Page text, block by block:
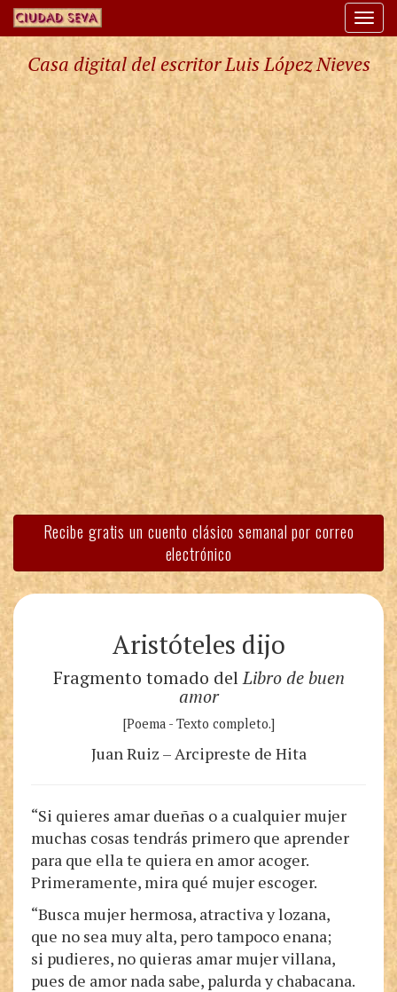
Casa digital del escritor Luis López Nieves
Recibe gratis un cuento clásico semanal por correo
electrónico
Aristóteles dijo
Fragmento tomado delLibro de buen
amor
[Poema - Texto completo.]
Juan Ruiz – Arcipreste de Hita
“Si quieres amar dueñas o a cualquier mujer
muchas cosas tendrás primero que aprender
para que ella te quiera en amor acoger.
Primeramente, mira qué mujer escoger.
“Busca mujer hermosa, atractiva y lozana,
que no sea muy alta, pero tampoco enana;
si pudieres, no quieras amar mujer villana,
pues de amor nada sabe, palurda y chabacana.